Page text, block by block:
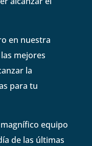
en nuestra
mejores
la
para tu
equipo
de las últimas